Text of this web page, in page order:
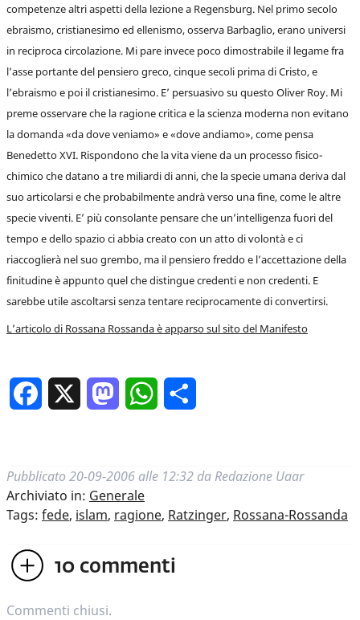
competenze altri aspetti della lezione a Regensburg. Nel primo secolo
ebraismo, cristianesimo ed ellenismo, osserva Barbaglio, erano universi
in reciproca circolazione. Mi pare invece poco dimostrabile il legame fra
l’asse portante del pensiero greco, cinque secoli prima di Cristo, e
l’ebraismo e poi il cristianesimo. E’ persuasivo su questo Oliver Roy. Mi
preme osservare che la ragione critica e la scienza moderna non evitano
la domanda «da dove veniamo» e «dove andiamo», come pensa
Benedetto XVI. Rispondono che la vita viene da un processo fisico-
chimico che datano a tre miliardi di anni, che la specie umana deriva dal
suo articolarsi e che probabilmente andrà verso una fine, come le altre
specie viventi. E’ più consolante pensare che un’intelligenza fuori del
tempo e dello spazio ci abbia creato con un atto di volontà e ci
riaccoglierà nel suo grembo, ma il pensiero freddo e l’accettazione della
finitudine è appunto quel che distingue credenti e non credenti. E
sarebbe utile ascoltarsi senza tentare reciprocamente di convertirsi.
L’articolo di Rossana Rossanda è apparso sul sito del Manifesto
Facebook MastodonWhatsApp
Pubblicato 20-09-2006 alle 12:32 da Redazione Uaar
Archiviato in: Generale
Tags: fede, islam, ragione, Ratzinger, Rossana-Rossanda
10 commenti
Commenti chiusi.